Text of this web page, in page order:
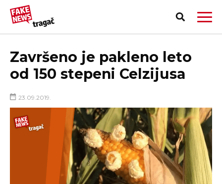
Završeno je pakleno leto
od 150 stepeni Celzijusa
23.09.2019.